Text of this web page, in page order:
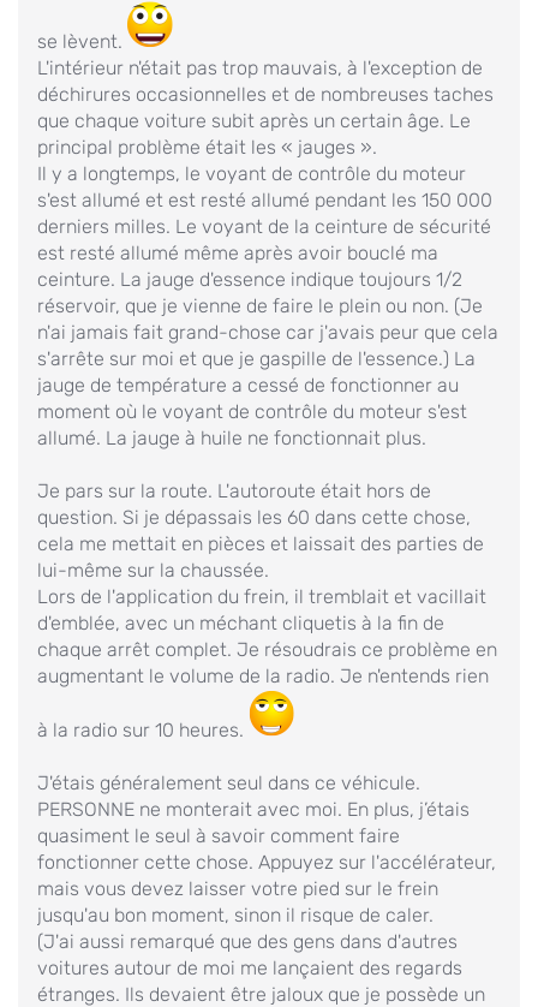
se lèvent.
L'intérieur n'était pas trop mauvais, à l'exception de
déchirures occasionnelles et de nombreuses taches
que chaque voiture subit après un certain âge. Le
principal problème était les « jauges ».
Il y a longtemps, le voyant de contrôle du moteur
s'est allumé et est resté allumé pendant les 150 000
derniers milles. Le voyant de la ceinture de sécurité
est resté allumé même après avoir bouclé ma
ceinture. La jauge d'essence indique toujours 1/2
réservoir, que je vienne de faire le plein ou non. (Je
n'ai jamais fait grand-chose car j'avais peur que cela
s'arrête sur moi et que je gaspille de l'essence.) La
jauge de température a cessé de fonctionner au
moment où le voyant de contrôle du moteur s'est
allumé. La jauge à huile ne fonctionnait plus.
Je pars sur la route. L'autoroute était hors de
question. Si je dépassais les 60 dans cette chose,
cela me mettait en pièces et laissait des parties de
lui-même sur la chaussée.
Lors de l'application du frein, il tremblait et vacillait
d'emblée, avec un méchant cliquetis à la fin de
chaque arrêt complet. Je résoudrais ce problème en
augmentant le volume de la radio. Je n'entends rien
à la radio sur 10 heures.
J'étais généralement seul dans ce véhicule.
PERSONNE ne monterait avec moi. En plus, j’étais
quasiment le seul à savoir comment faire
fonctionner cette chose. Appuyez sur l'accélérateur,
mais vous devez laisser votre pied sur le frein
jusqu'au bon moment, sinon il risque de caler.
(J'ai aussi remarqué que des gens dans d'autres
voitures autour de moi me lançaient des regards
étranges. Ils devaient être jaloux que je possède un